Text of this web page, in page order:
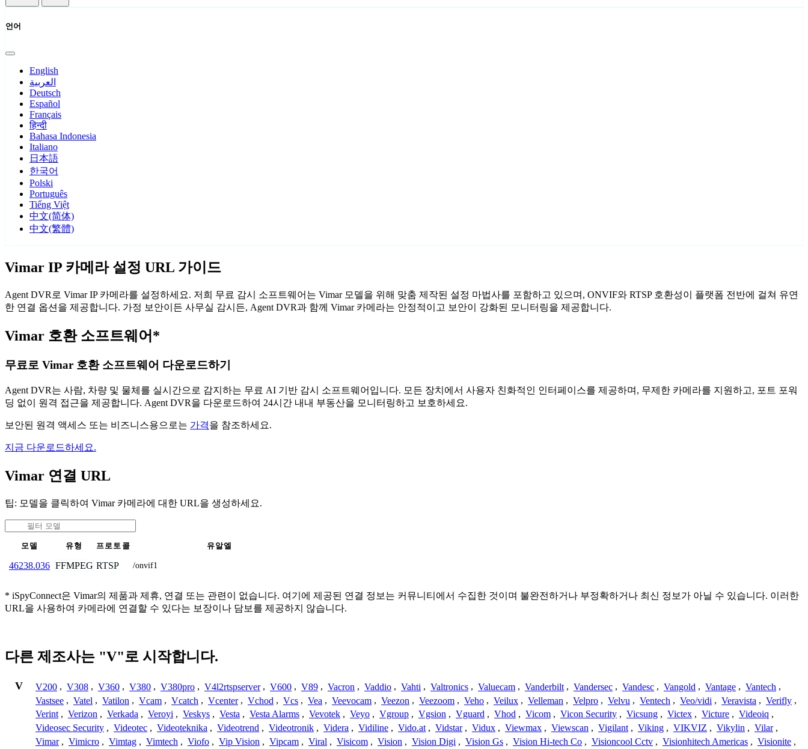
언어
English
العربية
Deutsch
Español
Français
हिन्दी
Bahasa Indonesia
Italiano
日本語
한국어
Polski
Português
Tiếng Việt
中文(简体)
中文(繁體)
Vimar IP 카메라 설정 URL 가이드
Agent DVR로 Vimar IP 카메라를 설정하세요. 저희 무료 감시 소프트웨어는 Vimar 모델을 위해 맞춤 제작된 설정 마법사를 포함하고 있으며, ONVIF와 RTSP 호환성이 플랫폼 전반에 걸쳐 유연
한 연결 옵션을 제공합니다. 가정 보안이든 사무실 감시든, Agent DVR과 함께 Vimar 카메라는 안정적이고 보안이 강화된 모니터링을 제공합니다.
Vimar 호환 소프트웨어*
무료로 Vimar 호환 소프트웨어 다운로드하기
Agent DVR는 사람, 차량 및 물체를 실시간으로 감지하는 무료 AI 기반 감시 소프트웨어입니다. 모든 장치에서 사용자 친화적인 인터페이스를 제공하며, 무제한 카메라를 지원하고, 포트 포워
딩 없이 원격 접근을 제공합니다. Agent DVR을 다운로드하여 24시간 내내 부동산을 모니터링하고 보호하세요.
보안된 원격 액세스 또는 비즈니스용으로는 가격을 참조하세요.
지금 다운로드하세요.
Vimar 연결 URL
팁: 모델을 클릭하여 Vimar 카메라에 대한 URL을 생성하세요.
모델 유형 프로토콜 유알엘
46238.036 FFMPEG RTSP /onvif1
* iSpyConnect은 Vimar의 제품과 제휴, 연결 또는 관련이 없습니다. 여기에 제공된 연결 정보는 커뮤니티에서 수집한 것이며 불완전하거나 부정확하거나 최신 정보가 아닐 수 있습니다. 이러한
URL을 사용하여 카메라에 연결할 수 있다는 보장이나 담보를 제공하지 않습니다.
다른 제조사는 "V"로 시작합니다.
V V200 , V308 , V360 , V380 , V380pro , V4l2rtspserver , V600 , V89 , Vacron , Vaddio , Vahti , Valtronics , Valuecam , Vanderbilt , Vandersec , Vandesc , Vangold , Vantage , Vantech ,
Vastsee , Vatel , Vatilon , Vcam , Vcatch , Vcenter , Vchod , Vcs , Vea , Veevocam , Veezon , Veezoom , Veho , Veilux , Velleman , Velpro , Velvu , Ventech , Veo/vidi , Veravista , Verifly ,
Verint , Verizon , Verkada , Veroyi , Veskys , Vesta , Vesta Alarms , Vevotek , Veyo , Vgroup , Vgsion , Vguard , Vhod , Vicom , Vicon Security , Vicsung , Victex , Victure , Videoiq ,
Videosec Security , Videotec , Videoteknika , Videotrend , Videotronik , Videra , Vidiline , Vido.at , Vidstar , Vidux , Viewmax , Viewscan , Vigilant , Viking , VIKVIZ , Vikylin , Vilar ,
Vimar , Vimicro , Vimtag , Vimtech , Viofo , Vip Vision , Vipcam , Viral , Visicom , Vision , Vision Digi , Vision Gs , Vision Hi-tech Co , Visioncool Cctv , Visionhitech Americas , Visionite ,